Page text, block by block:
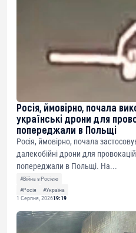
Росія, ймовірно, почала
українські дрони для
попереджали в Польщі
Росія, ймовірно, почала
далекобійні дрони для
попереджали в Польщі. На...
#Війна з Росією
#Росія
#Україна
1 Серпня, 202619:19